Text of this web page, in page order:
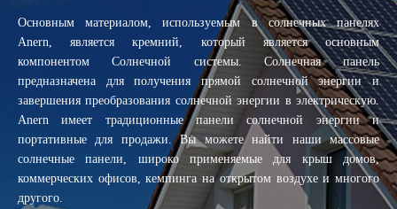
Основным материалом, используемым в солнечных панелях
Anern, является кремний, который является основным
компонентом Солнечной системы. Солнечная панель
предназначена для получения прямой солнечной энергии и
завершения преобразования солнечной энергии в электрическую.
Anern имеет традиционные панели солнечной энергии и
портативные для продажи. Вы можете найти наши массовые
солнечные панели, широко применяемые для крыш домов,
коммерческих офисов, кемпинга на открытом воздухе и многого
другого.